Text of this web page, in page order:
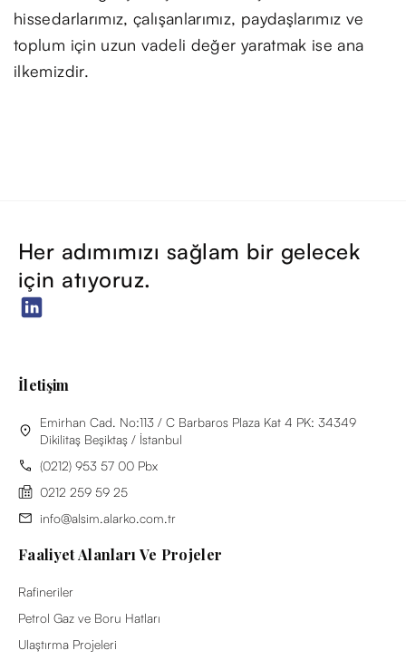
hissedarlarımız, çalışanlarımız, paydaşlarımız ve
toplum için uzun vadeli değer yaratmak ise ana
ilkemizdir.
Her adımımızı sağlam bir gelecek
için atıyoruz.
İletişim
Emirhan Cad. No:113 / C Barbaros Plaza Kat 4 PK: 34349
Dikilitaş Beşiktaş / İstanbul
(0212) 953 57 00 Pbx
0212 259 59 25
info@alsim.alarko.com.tr
Faaliyet Alanları Ve Projeler
Rafineriler
Petrol Gaz ve Boru Hatları
Ulaştırma Projeleri